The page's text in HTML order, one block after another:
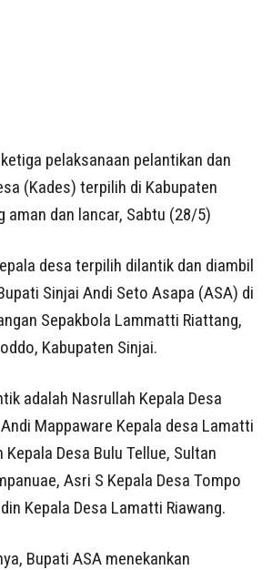
pelaksanaan pelantikan dan
(Kades) terpilih di Kabupaten
aman dan lancar, Sabtu (28/5)
desa terpilih dilantik dan diambil
Sinjai Andi Seto Asapa (ASA) di
Sepakbola Lammatti Riattang,
Kabupaten Sinjai.
adalah Nasrullah Kepala Desa
Mappaware Kepala desa Lamatti
Kepala Desa Bulu Tellue, Sultan
Asri S Kepala Desa Tompo
Kepala Desa Lamatti Riawang.
Bupati ASA menekankan